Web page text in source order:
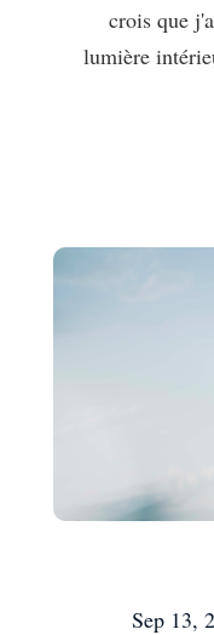
crois que
lumière
Sep 13,